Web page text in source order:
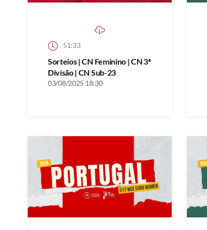
51:33
Sorteios | CN Feminino | CN 3ª
Divisão | CN Sub-23
03/08/2025 18:30